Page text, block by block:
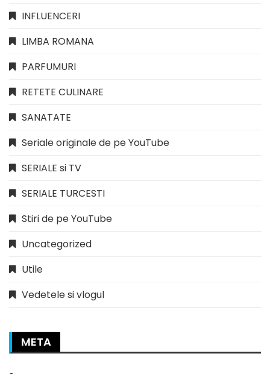
INFLUENCERI
LIMBA ROMANA
PARFUMURI
RETETE CULINARE
SANATATE
Seriale originale de pe YouTube
SERIALE si TV
SERIALE TURCESTI
Stiri de pe YouTube
Uncategorized
Utile
Vedetele si vlogul
META